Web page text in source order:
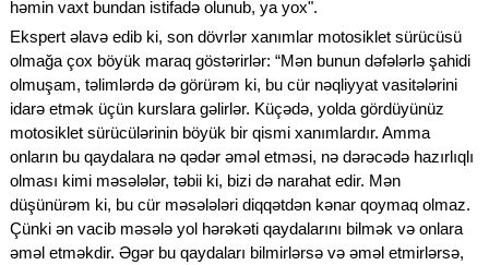
həmin vaxt bundan istifadə olunub, ya yox".
Ekspert əlavə edib ki, son dövrlər xanımlar motosiklet sürücüsü
olmağa çox böyük maraq göstərirlər: “Mən bunun dəfələrlə şahidi
olmuşam, təlimlərdə də görürəm ki, bu cür nəqliyyat vasitələrini
idarə etmək üçün kurslara gəlirlər. Küçədə, yolda gördüyünüz
motosiklet sürücülərinin böyük bir qismi xanımlardır. Amma
onların bu qaydalara nə qədər əməl etməsi, nə dərəcədə hazırlıqlı
olması kimi məsələlər, təbii ki, bizi də narahat edir. Mən
düşünürəm ki, bu cür məsələləri diqqətdən kənar qoymaq olmaz.
Çünki ən vacib məsələ yol hərəkəti qaydalarını bilmək və onlara
əməl etməkdir. Əgər bu qaydaları bilmirlərsə və əməl etmirlərsə,